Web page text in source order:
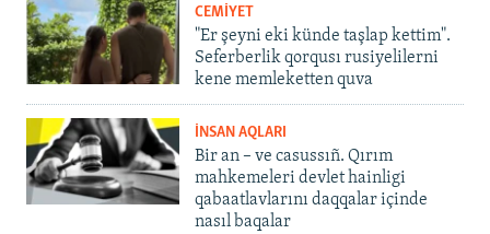
CEMİYET
"Er şeyni eki künde taşlap kettim".
Seferberlik qorqusı rusiyelilerni
kene memleketten quva
İNSAN AQLARI
Bir an – ve casussıñ. Qırım
mahkemeleri devlet hainligi
qabaatlavlarını daqqalar içinde
nasıl baqalar